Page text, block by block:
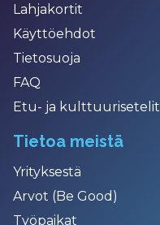
Lahjakortit
Käyttöehdot
Tietosuoja
FAQ
Etu- ja kulttuurisetelit
Tietoa meistä
Yrityksestä
Arvot (Be Good)
Työpaikat